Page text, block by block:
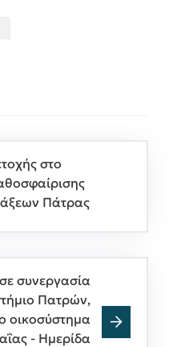
στο
Πάτρας
συνεργασία
Πατρών,
οικοσύστημα
- Ημερίδα